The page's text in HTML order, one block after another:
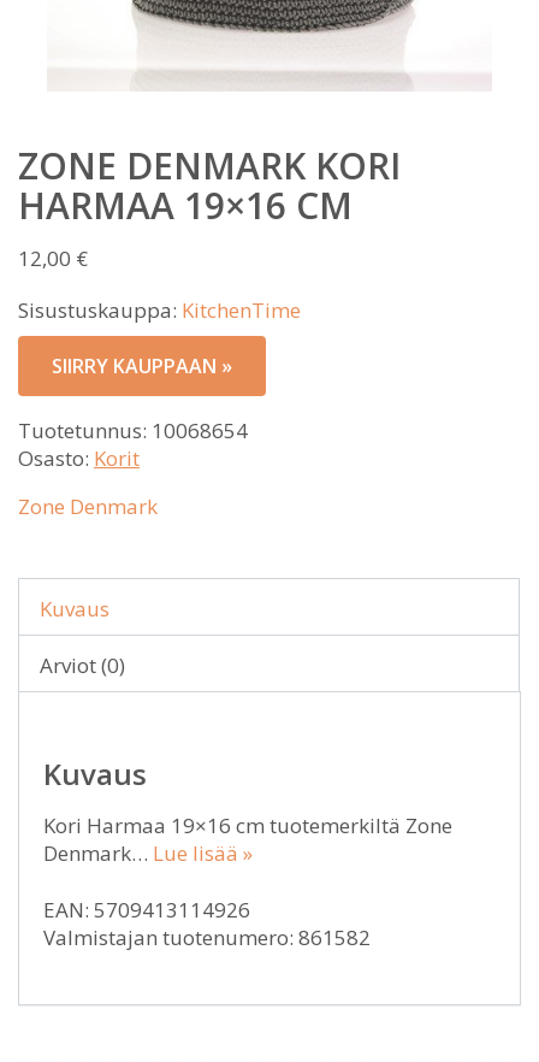
ZONE DENMARK KORI
HARMAA 19×16 CM
12,00 €
Sisustuskauppa: KitchenTime
SIIRRY KAUPPAAN »
Tuotetunnus: 10068654
Osasto: Korit
Zone Denmark
Kuvaus
Arviot (0)
Kuvaus
Kori Harmaa 19×16 cm tuotemerkiltä Zone
Denmark… Lue lisää »
EAN: 5709413114926
Valmistajan tuotenumero: 861582